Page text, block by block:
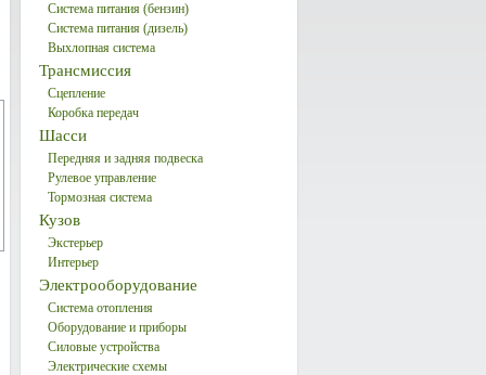
Система питания (бензин)
Система питания (дизель)
Выхлопная система
Трансмиссия
Сцепление
Коробка передач
Шасси
Передняя и задняя подвеска
Рулевое управление
Тормозная система
Кузов
Экстерьер
Интерьер
Электрооборудование
Система отопления
Оборудование и приборы
Силовые устройства
Электрические схемы